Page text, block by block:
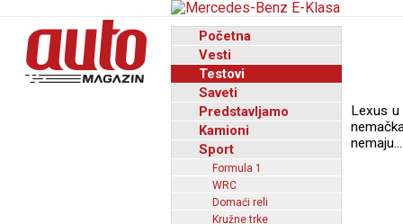
Početna
Vesti
Testovi
Saveti
Predstavljamo
Kamioni
Sport
Formula 1
WRC
Domaći reli
Kružne trke
Lexus u
nemaju…